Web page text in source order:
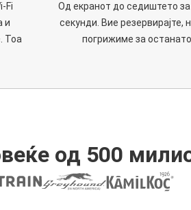
Fi
и
Тоа
Од екранот до седиштето за
секунди. Вие резервирајте,
погрижиме за
од 500